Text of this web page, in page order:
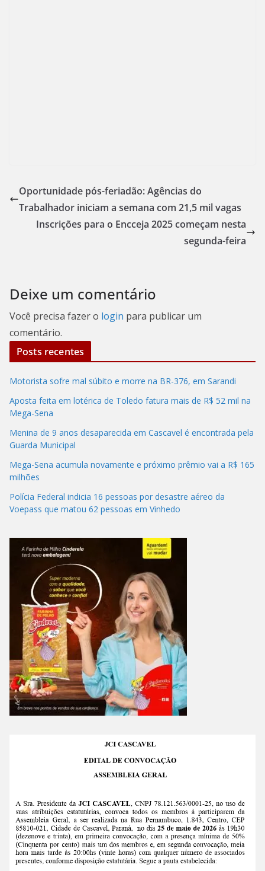
Oportunidade pós-feriadão: Agências do
Trabalhador iniciam a semana com 21,5 mil vagas
Inscrições para o Encceja 2025 começam nesta
segunda-feira
Deixe um comentário
Você precisa fazer o login para publicar um
comentário.
Posts recentes
Motorista sofre mal súbito e morre na BR-376, em Sarandi
Aposta feita em lotérica de Toledo fatura mais de R$ 52 mil na
Mega-Sena
Menina de 9 anos desaparecida em Cascavel é encontrada pela
Guarda Municipal
Mega-Sena acumula novamente e próximo prêmio vai a R$ 165
milhões
Polícia Federal indicia 16 pessoas por desastre aéreo da
Voepass que matou 62 pessoas em Vinhedo